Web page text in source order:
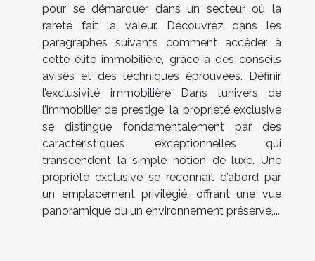
pour se démarquer dans un secteur où la
rareté fait la valeur. Découvrez dans les
paragraphes suivants comment accéder à
cette élite immobilière, grâce à des conseils
avisés et des techniques éprouvées. Définir
l’exclusivité immobilière Dans l’univers de
l’immobilier de prestige, la propriété exclusive
se distingue fondamentalement par des
caractéristiques exceptionnelles qui
transcendent la simple notion de luxe. Une
propriété exclusive se reconnaît d’abord par
un emplacement privilégié, offrant une vue
panoramique ou un environnement préservé,...